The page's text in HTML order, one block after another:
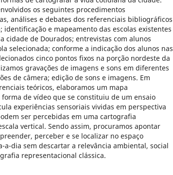
os seguintes procedimentos
análises e debates dos referenciais bibliográficos
identificação e mapeamento das escolas existentes
cidade de Dourados; entrevistas com alunos
selecionada; conforme a indicação dos alunos nas
cinco pontos fixos na porção nordeste da
gravações de imagens e sons em diferentes
de câmera; edição de sons e imagens. Em
teóricos, elaboramos um mapa
de vídeo que se constituiu de um ensaio
experiências sensoriais vividas em perspectiva
ser percebidas em uma cartografia
vertical. Sendo assim, procuramos apontar
perceber e se localizar no espaço
a-dia sem descartar a relevância ambiental, social
representacional clássica.